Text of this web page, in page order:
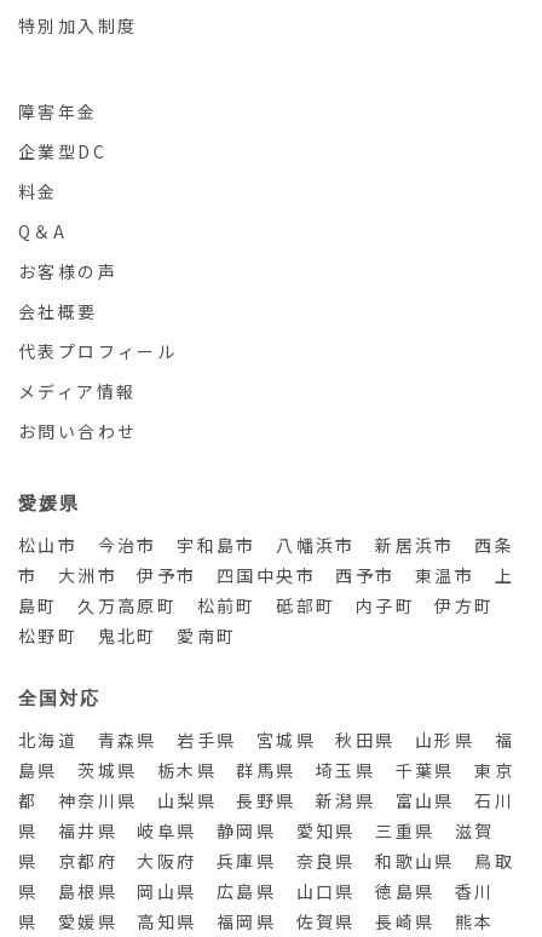
特別加入制度
障害年金
企業型DC
料金
Q＆A
お客様の声
会社概要
代表プロフィール
メディア情報
お問い合わせ
愛媛県
松山市 今治市 宇和島市 八幡浜市 新居浜市 西条
市 大洲市 伊予市 四国中央市 西予市 東温市 上
島町 久万高原町 松前町 砥部町 内子町 伊方町
松野町 鬼北町 愛南町
全国対応
北海道 青森県 岩手県 宮城県 秋田県 山形県 福
島県 茨城県 栃木県 群馬県 埼玉県 千葉県 東京
都 神奈川県 山梨県 長野県 新潟県 富山県 石川
県 福井県 岐阜県 静岡県 愛知県 三重県 滋賀
県 京都府 大阪府 兵庫県 奈良県 和歌山県 鳥取
県 島根県 岡山県 広島県 山口県 徳島県 香川
県 愛媛県 高知県 福岡県 佐賀県 長崎県 熊本